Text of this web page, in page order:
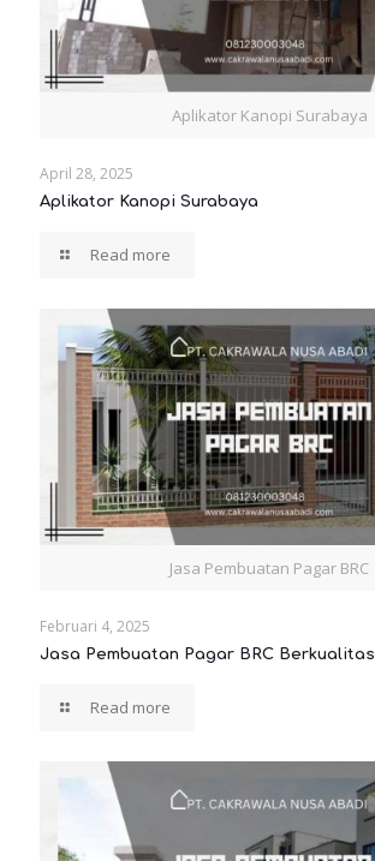
Aplikator Kanopi Surabaya
April 28, 2025
Aplikator Kanopi Surabaya
Read more
Jasa Pembuatan Pagar BRC
Februari 4, 2025
Jasa Pembuatan Pagar BRC Berkualitas
Read more